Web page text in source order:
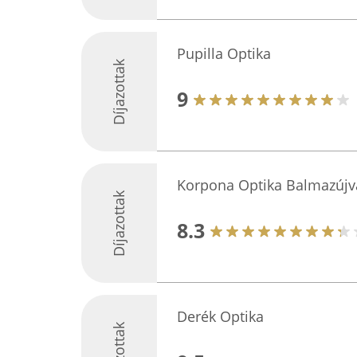
Díjazottak
Pupilla Optika
9
Díjazottak
Korpona Optika
8.3
Derék Optika